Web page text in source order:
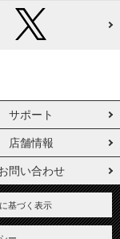
サポート
店舗情報
問い合わせ
基づく表示